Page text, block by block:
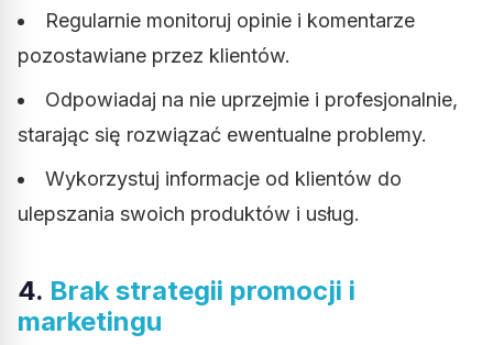
Regularnie monitoruj opinie i komentarze
pozostawiane przez klientów.
Odpowiadaj na nie uprzejmie i profesjonalnie,
starając się rozwiązać ewentualne problemy.
Wykorzystuj informacje od klientów do
ulepszania swoich produktów i usług.
4. Brak strategii promocji i
marketingu